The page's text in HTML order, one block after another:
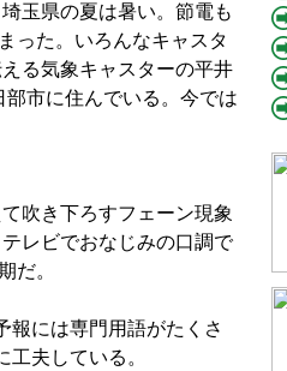
玉県の夏は暑い。節電も
った。いろんなキャスタ
る気象キャスターの平井
市に住んでいる。今では
吹き下ろすフェーン現象
レビでおなじみの口調で
だ。
には専門用語がたくさ
夫している。